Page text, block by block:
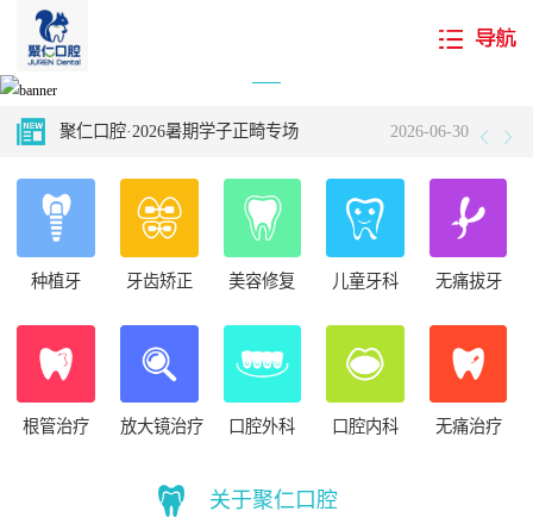
聚仁口腔·2026暑期学子正畸专场 2026-06-30
聚仁科普小栈——牙结石如何入侵牙齿的？看完你还敢不认真刷牙吗！ 2025-02-14
2024-10-23
怎样避免牙齿矫正失败？～一个日本人的经验谈 2026-07-21
聚仁口腔·2026暑期学子正畸专场 2026-06-30
种植牙 牙齿矫正 美容修复 儿童牙科 无痛拔牙
根管治疗 放大镜治疗 口腔外科 口腔内科 无痛治疗
关于聚仁口腔